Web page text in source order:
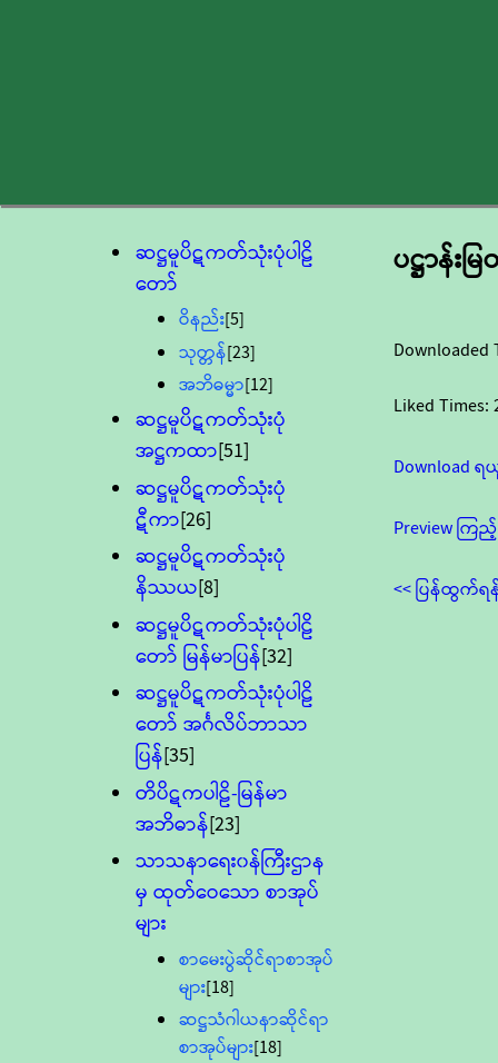
ဆဋ္ဌမူပိဋကတ်သုံးပုံပါဠိ
တော်
ဝိနည်း[5]
သုတ္တန်[23]
အဘိဓမ္မာ[12]
ဆဋ္ဌမူပိဋကတ်သုံးပုံ
အဋ္ဌကထာ[51]
ဆဋ္ဌမူပိဋကတ်သုံးပုံ
ဋီကာ[26]
ဆဋ္ဌမူပိဋကတ်သုံးပုံ
နိဿယ[8]
ဆဋ္ဌမူပိဋကတ်သုံးပုံပါဠိ
တော် မြန်မာပြန်[32]
ဆဋ္ဌမူပိဋကတ်သုံးပုံပါဠိ
တော် အင်္ဂလိပ်ဘာသာ
ပြန်[35]
တိပိဋကပါဠိ-မြန်မာ
အဘိဓာန်[23]
သာသနာရေး၀န်ကြီးဌာန
မှ ထုတ်ဝေသော စာအုပ်
များ
စာမေးပွဲဆိုင်ရာစာအုပ်
များ[18]
ဆဋ္ဌသံဂါယနာဆိုင်ရာ
စာအုပ်များ[18]
ပဋ္ဌာန်း
Downloaded
Liked Times:
Download
Preview ကြ
<< ပြန်ထွက်ရ